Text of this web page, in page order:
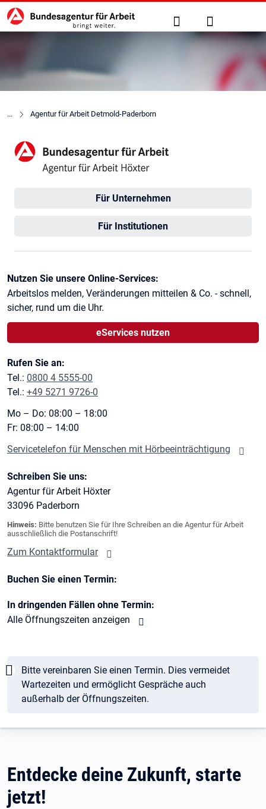
zu den Hauptinhalten springen
Hauptnavigation Suche Anmelden
Agentur für Arbeit Detmold-Paderborn
Agentur für Arbeit Höxter
Für Unternehmen
Für Institutionen
Kontaktinformationen
Nutzen Sie unsere Online-Services:
Arbeitslos melden, Veränderungen mitteilen & Co. - schnell,
sicher, rund um die Uhr.
eServices nutzen
Rufen Sie an:
Tel.: 0800 4 5555-00
Tel.: +49 5271 9726-0
Mo – Do: 08:00 – 18:00
Fr: 08:00 – 14:00
Servicetelefon für Menschen mit Hörbeeinträchtigung
Schreiben Sie uns:
Agentur für Arbeit Höxter
33096 Paderborn
Hinweis: Bitte benutzen Sie für Ihre Schreiben an die Agentur für Arbeit
ausschließlich die Postanschrift!
Zum Kontaktformular
Buchen Sie einen Termin:
In dringenden Fällen ohne Termin:
Alle Öffnungszeiten anzeigen
Bitte vereinbaren Sie einen Termin. Dies vermeidet
Wartezeiten und ermöglicht Gespräche auch
außerhalb der Öffnungszeiten.
Entdecke deine Zukunft, starte
jetzt!